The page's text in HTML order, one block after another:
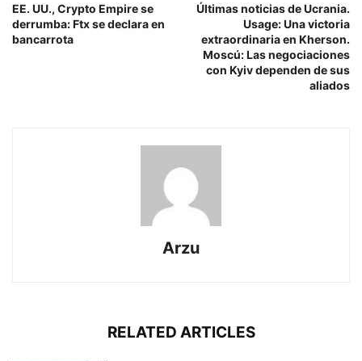
EE. UU., Crypto Empire se
derrumba: Ftx se declara en
bancarrota
Últimas noticias de Ucrania.
Usage: Una victoria
extraordinaria en Kherson.
Moscú: Las negociaciones
con Kyiv dependen de sus
aliados
Arzu
RELATED ARTICLES